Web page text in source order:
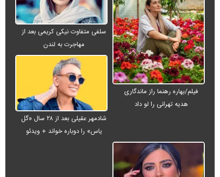
فیلم/بهاره رهنما راز ماندگاری
هدیه تهرانی را لو داد
سلفی متفاوت نیکی کریمی بعد از
مهاجرت به لندن
شادمهر عقیلی بعد از ۲۸ سال «گل
یاس» را دوباره خواند + ویدئو